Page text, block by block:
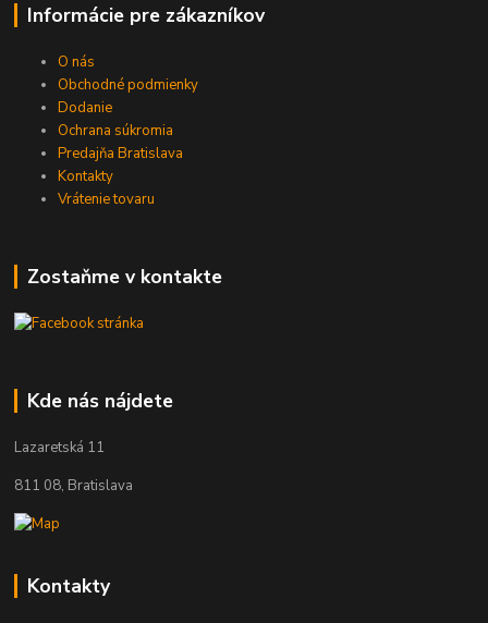
Informácie pre zákazníkov
O nás
Obchodné podmienky
Dodanie
Ochrana súkromia
Predajňa Bratislava
Kontakty
Vrátenie tovaru
Zostaňme v kontakte
Kde nás nájdete
Lazaretská 11
811 08, Bratislava
Kontakty